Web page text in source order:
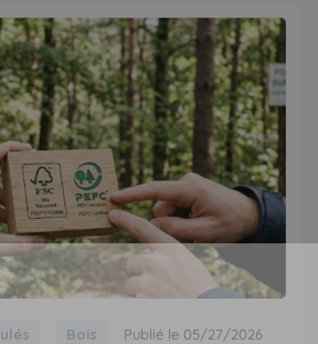
Bois Publié le 05/27/2026